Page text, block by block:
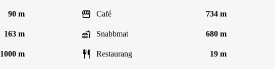
90 m Café 734 m
163 m Snabbmat 680 m
1000 m Restaurang 19 m